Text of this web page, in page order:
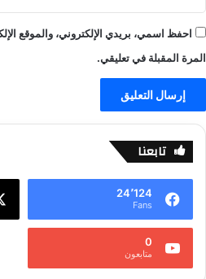
احفظ اسمي، بريدي الإلكتروني، والموقع
المرة المقبلة في تعليقي.
تابعنا
24٬124
Fans
0
متابعون